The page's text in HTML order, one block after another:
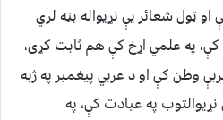
ټول شعائر یې نړیواله بڼه لري
کې، په علمي اړخ کې هم ثابت کړی،
وطن کې او د عربي پیغمبر په ژبه
په عبادت کې، په